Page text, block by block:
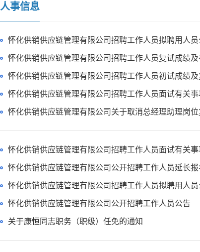
人事信息
怀化供销供应链管理有限公司招聘工作人员拟聘用人员
怀化供销供应链管理有限公司招聘工作人员复试成绩
怀化供销供应链管理有限公司招聘工作人员初试成绩
怀化供销供应链管理有限公司招聘工作人员面试有关事
怀化供销供应链管理有限公司招聘工作人员面试有关事
怀化供销供应链管理有限公司公开招聘工作人员延长
怀化供销供应链管理有限公司招聘工作人员拟聘用人员
怀化供销供应链管理有限公司公开招聘工作人员公告
关于康恒同志职务（职级）任免的通知